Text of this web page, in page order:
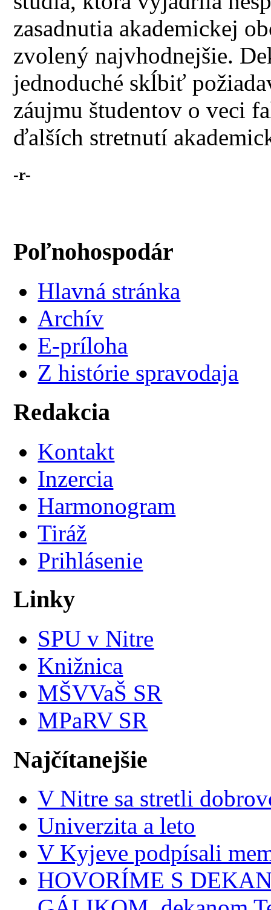
zasadnutia akademickej
zvolený najvhodnejšie.
jednoduché skĺbiť
záujmu študentov o veci
ďalších stretnutí
-r-
Poľnohospodár
Hlavná stránka
Archív
E-príloha
Z histórie spravodaja
Redakcia
Kontakt
Inzercia
Harmonogram
Tiráž
Prihlásenie
Linky
SPU v Nitre
Knižnica
MŠVVaŠ SR
MPaRV SR
Najčítanejšie
V Nitre sa stretli
Univerzita a leto
V Kyjeve podpísali
HOVORÍME S